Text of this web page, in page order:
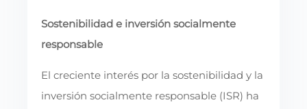
Sostenibilidad e inversión socialmente
responsable
El creciente interés por la sostenibilidad y la
inversión socialmente responsable (ISR) ha